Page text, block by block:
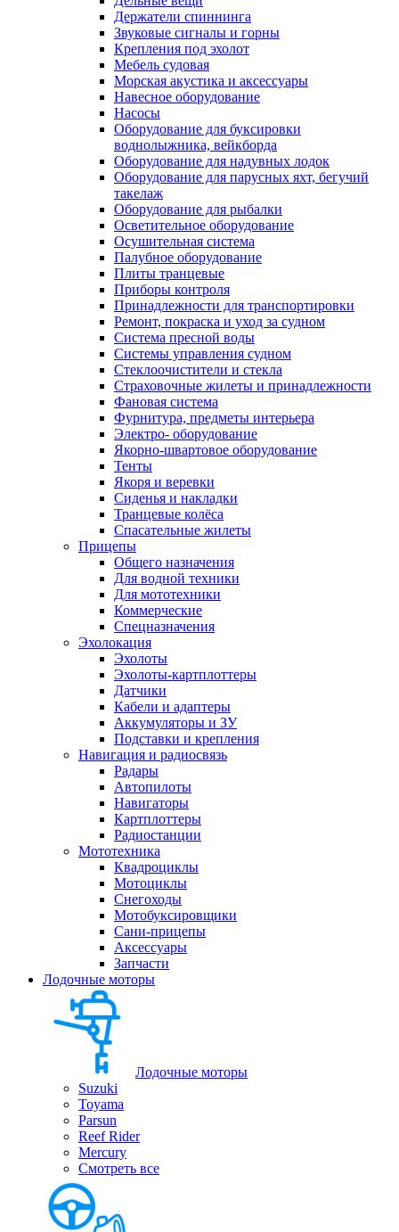
Держатели спиннинга
Звуковые сигналы и горны
Крепления под эхолот
Мебель судовая
Морская акустика и аксессуары
Навесное оборудование
Насосы
Оборудование для буксировки
воднолыжника, вейкборда
Оборудование для надувных лодок
Оборудование для парусных яхт, бегучий
такелаж
Оборудование для рыбалки
Осветительное оборудование
Осушительная система
Палубное оборудование
Плиты транцевые
Приборы контроля
Принадлежности для транспортировки
Ремонт, покраска и уход за судном
Система пресной воды
Системы управления судном
Стеклоочистители и стекла
Страховочные жилеты и принадлежности
Фановая система
Фурнитура, предметы интерьера
Электро- оборудование
Якорно-швартовое оборудование
Тенты
Якоря и веревки
Сиденья и накладки
Транцевые колёса
Спасательные жилеты
Прицепы
Общего назначения
Для водной техники
Для мототехники
Коммерческие
Спецназначения
Эхолокация
Эхолоты
Эхолоты-картплоттеры
Датчики
Кабели и адаптеры
Аккумуляторы и ЗУ
Подставки и крепления
Навигация и радиосвязь
Радары
Автопилоты
Навигаторы
Картплоттеры
Радиостанции
Мототехника
Квадроциклы
Мотоциклы
Снегоходы
Мотобуксировщики
Сани-прицепы
Аксессуары
Запчасти
Лодочные моторы
Лодочные моторы
Suzuki
Toyama
Parsun
Reef Rider
Mercury
Смотреть все